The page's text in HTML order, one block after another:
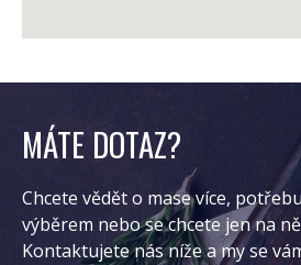
MÁTE DOTAZ?
Chcete vědět o mase více,
výběrem nebo se chcete jen na
Kontaktujete nás níže a my se